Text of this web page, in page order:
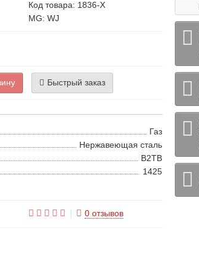
Код товара: 1836-X
MG: WJ
Быстрый заказ
Газ
Нержавеющая сталь
B2TB
1425
0 отзывов